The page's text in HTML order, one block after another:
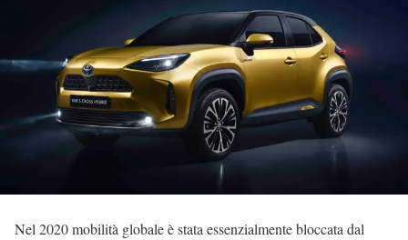
Nel 2020 mobilità globale è stata essenzialmente bloccata dal